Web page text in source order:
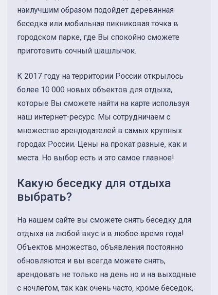
наилучшим образом подойдет деревянная
беседка или мобильная пикниковая точка в
городском парке, где Вы спокойно сможете
приготовить сочный шашлычок.
К 2017 году на территории России открылось
более 10 000 новых объектов для отдыха,
которые Вы сможете найти на карте используя
наш интернет-ресурс. Мы сотрудничаем с
множество арендодателей в самых крупных
городах России. Цены на прокат разные, как и
места. Но выбор есть и это самое главное!
Какую беседку для отдыха
выбрать?
На нашем сайте вы сможете снять беседку для
отдыха на любой вкус и в любое время года!
Объектов множество, объявления постоянно
обновляются и вы всегда можете снять,
арендовать не только на день но и на выходные
с ночлегом, так как очень часто, кроме беседок,